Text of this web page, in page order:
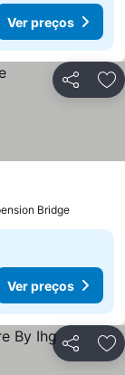
Ver preços
Partilhar
Bridge
Ver preços
Partilhar